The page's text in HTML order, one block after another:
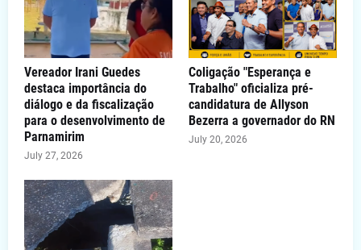
Vereador Irani Guedes
destaca importância do
diálogo e da fiscalização
para o desenvolvimento de
Parnamirim
July 27, 2026
Coligação "Esperança e
Trabalho" oficializa pré-
candidatura de Allyson
Bezerra a governador do RN
July 20, 2026